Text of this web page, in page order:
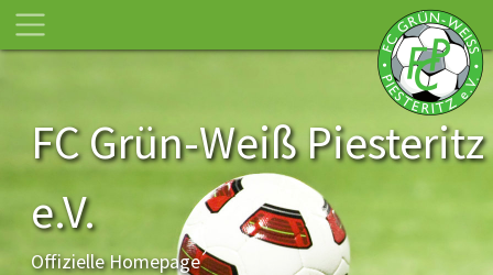
FC Grün-Weiß Piesteritz
e.V.
Offizielle Homepage